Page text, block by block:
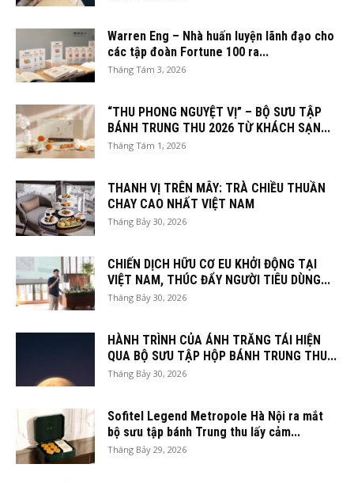
Warren Eng – Nhà huấn luyện lãnh đạo cho
các tập đoàn Fortune 100 ra...
Tháng Tám 3, 2026
“THU PHONG NGUYỆT VỊ” – BỘ SƯU TẬP
BÁNH TRUNG THU 2026 TỪ KHÁCH SẠN...
Tháng Tám 1, 2026
THANH VỊ TRÊN MÂY: TRÀ CHIỀU THUẦN
CHAY CAO NHẤT VIỆT NAM
Tháng Bảy 30, 2026
CHIẾN DỊCH HỮU CƠ EU KHỞI ĐỘNG TẠI
VIỆT NAM, THÚC ĐẨY NGƯỜI TIÊU DÙNG...
Tháng Bảy 30, 2026
HÀNH TRÌNH CỦA ÁNH TRĂNG TÁI HIỆN
QUA BỘ SƯU TẬP HỘP BÁNH TRUNG THU...
Tháng Bảy 30, 2026
Sofitel Legend Metropole Hà Nội ra mắt
bộ sưu tập bánh Trung thu lấy cảm...
Tháng Bảy 29, 2026